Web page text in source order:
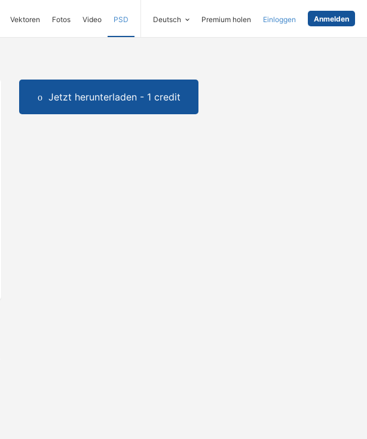
Vektoren Fotos Video PSD Deutsch Premium holen Einloggen Anmelden
Jetzt herunterladen - 1 credit